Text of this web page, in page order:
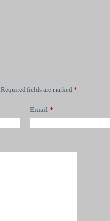
Required fields are marked *
Email *